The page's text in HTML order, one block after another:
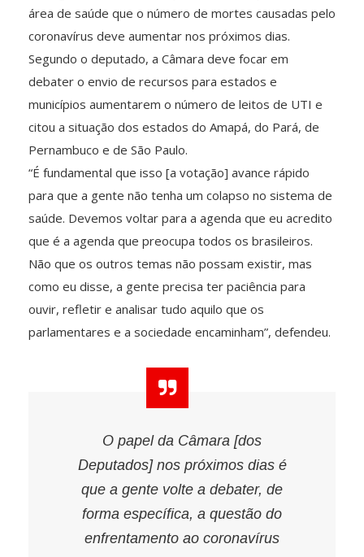
área de saúde que o número de mortes causadas pelo
coronavírus deve aumentar nos próximos dias.
Segundo o deputado, a Câmara deve focar em
debater o envio de recursos para estados e
municípios aumentarem o número de leitos de UTI e
citou a situação dos estados do Amapá, do Pará, de
Pernambuco e de São Paulo.
“É fundamental que isso [a votação] avance rápido
para que a gente não tenha um colapso no sistema de
saúde. Devemos voltar para a agenda que eu acredito
que é a agenda que preocupa todos os brasileiros.
Não que os outros temas não possam existir, mas
como eu disse, a gente precisa ter paciência para
ouvir, refletir e analisar tudo aquilo que os
parlamentares e a sociedade encaminham”, defendeu.
O papel da Câmara [dos
Deputados] nos próximos dias é
que a gente volte a debater, de
forma específica, a questão do
enfrentamento ao coronavírus